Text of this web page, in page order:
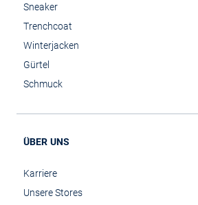
Sneaker
Trenchcoat
Winterjacken
Gürtel
Schmuck
ÜBER UNS
Karriere
Unsere Stores